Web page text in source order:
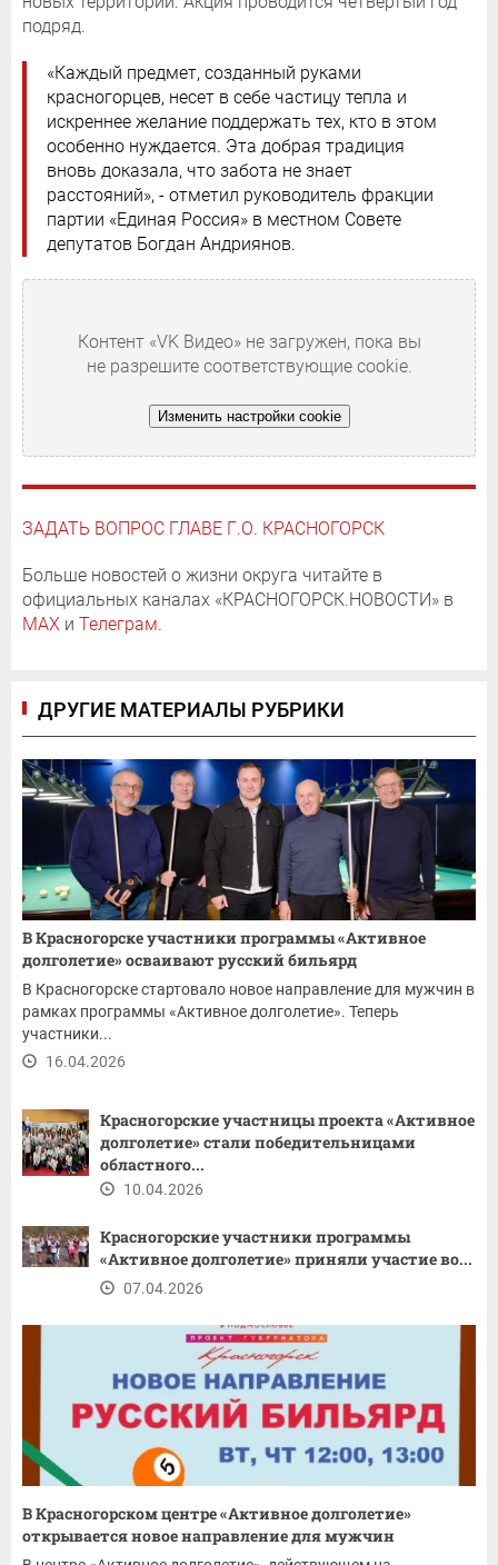
подряд.
«Каждый предмет, созданный руками
красногорцев, несет в себе частицу тепла и
искреннее желание поддержать тех, кто в этом
особенно нуждается. Эта добрая традиция
вновь доказала, что забота не знает
расстояний», - отметил руководитель фракции
партии «Единая Россия» в местном Совете
депутатов Богдан Андриянов.
Контент «VK Видео» не загружен, пока вы
не разрешите соответствующие cookie.
Изменить настройки cookie
ЗАДАТЬ ВОПРОС ГЛАВЕ Г.О. КРАСНОГОРСК
Больше новостей о жизни округа читайте в
официальных каналах «КРАСНОГОРСК.НОВОСТИ» в
MAX и Телеграм.
ДРУГИЕ МАТЕРИАЛЫ РУБРИКИ
В Красногорске участники программы «Активное
долголетие» осваивают русский бильярд
В Красногорске стартовало новое направление для мужчин в
рамках программы «Активное долголетие». Теперь
участники...
16.04.2026
Красногорские участницы проекта «Активное
долголетие» стали победительницами
областного...
10.04.2026
Красногорские участники программы
«Активное долголетие» приняли участие во...
07.04.2026
В Красногорском центре «Активное долголетие»
открывается новое направление для мужчин